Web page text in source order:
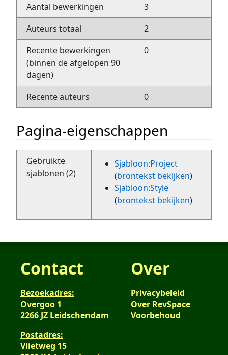
Aantal bewerkingen
3
Auteurs totaal
2
Recente bewerkingen
(binnen de afgelopen 90
dagen)
0
Recente auteurs 0
Pagina-eigenschappen
Gebruikte
sjablonen (2)
Sjabloon:Project
(brontekst bekijken)
Sjabloon:Style
(brontekst bekijken)
Contact
Bezoekadres:
Overgoo 1
2266 JZ Leidschendam
Postadres:
Vlietweg 15
Over
Privacybeleid
Over RevSpace
Voorbehoud